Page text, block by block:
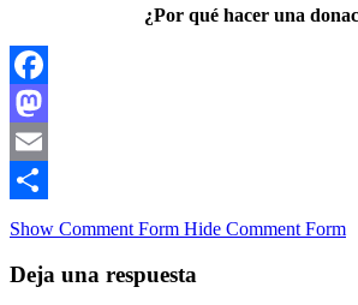
¿Por qué hacer una
Facebook
Mastodon
Email
Compartir
Show Comment Form Hide Comment Form
Deja una respuesta